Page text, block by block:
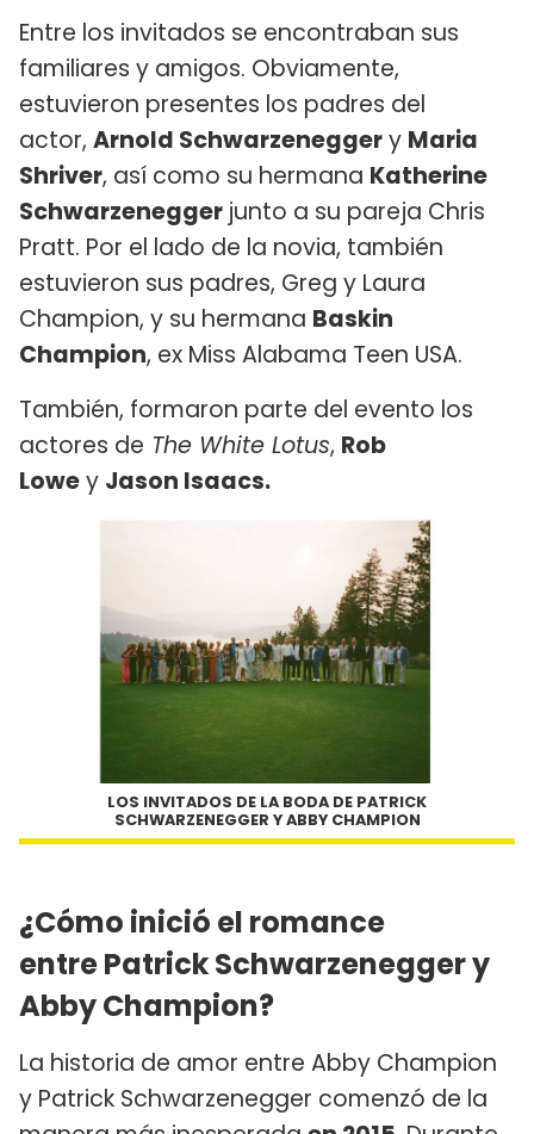
Entre los invitados se encontraban sus
familiares y amigos. Obviamente,
estuvieron presentes los padres del
actor, Arnold Schwarzeneggery Maria
Shriver, así como su hermana Katherine
Schwarzenegger junto a su pareja Chris
Pratt. Por el lado de la novia, también
estuvieron sus padres, Greg y Laura
Champion, y su hermana Baskin
Champion, ex Miss Alabama Teen USA.
También, formaron parte del evento los
actores de The White Lotus, Rob
Lowey Jason Isaacs.
LOS INVITADOS DE LA BODA DE PATRICK
SCHWARZENEGGER Y ABBY CHAMPION
¿Cómo inició el romance
entre Patrick Schwarzenegger y
Abby Champion?
La historia de amor entre Abby Champion
y Patrick Schwarzenegger comenzó de la